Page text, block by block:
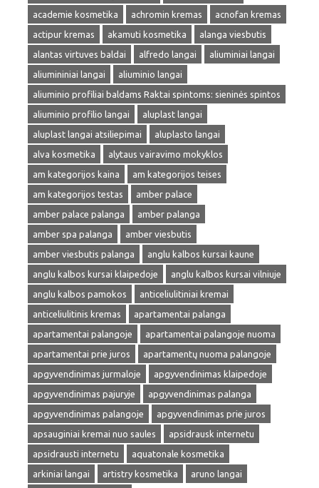
academie kosmetika
achromin kremas
acnofan kremas
actipur kremas
akamuti kosmetika
alanga viesbutis
alantas virtuves baldai
alfredo langai
aliuminiai langai
aliumininiai langai
aliuminio langai
aliuminio profiliai baldams Raktai spintoms: sieninės spintos
aliuminio profilio langai
aluplast langai
aluplast langai atsiliepimai
aluplasto langai
alva kosmetika
alytaus vairavimo mokyklos
am kategorijos kaina
am kategorijos teises
am kategorijos testas
amber palace
amber palace palanga
amber palanga
amber spa palanga
amber viesbutis
amber viesbutis palanga
anglu kalbos kursai kaune
anglu kalbos kursai klaipedoje
anglu kalbos kursai vilniuje
anglu kalbos pamokos
anticeliulitiniai kremai
anticeliulitinis kremas
apartamentai palanga
apartamentai palangoje
apartamentai palangoje nuoma
apartamentai prie juros
apartamentų nuoma palangoje
apgyvendinimas jurmaloje
apgyvendinimas klaipedoje
apgyvendinimas pajuryje
apgyvendinimas palanga
apgyvendinimas palangoje
apgyvendinimas prie juros
apsauginiai kremai nuo saules
apsidrausk internetu
apsidrausti internetu
aquatonale kosmetika
arkiniai langai
artistry kosmetika
aruno langai